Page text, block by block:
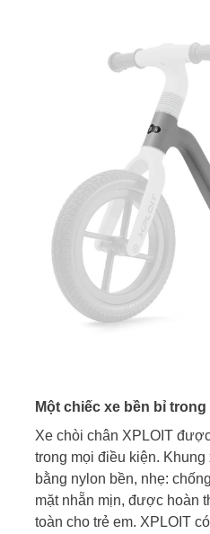
Một chiếc xe bền bỉ
Xe chòi chân XPLOIT
trong mọi điều kiện.
bằng nylon bền, nhẹ:
mặt nhẵn mịn, được hoàn
toàn cho trẻ em. XPLOIT